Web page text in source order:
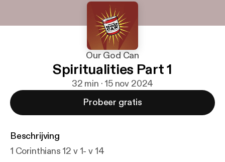
Our God Can
Spiritualities Part 1
32 min · 15 nov 2024
Probeer gratis
Beschrijving
1 Corinthians 12 v 1- v 14